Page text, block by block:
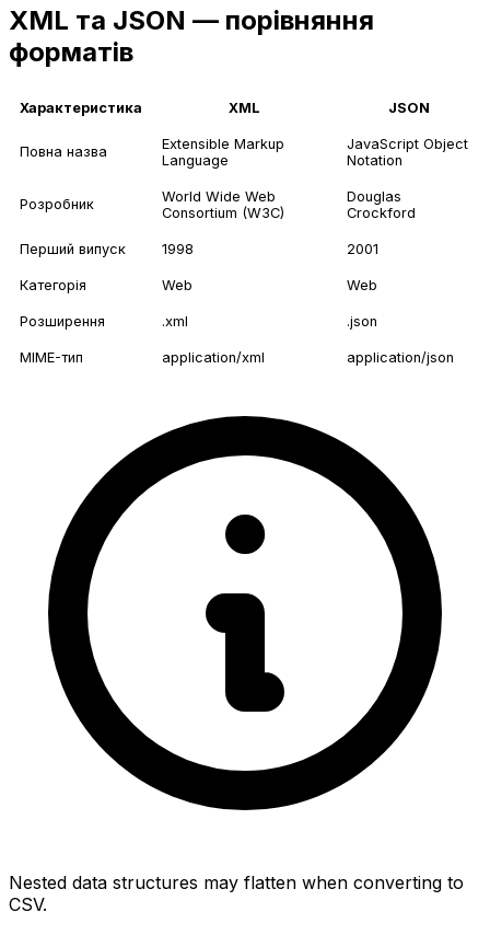
XML та JSON — порівняння
форматів
Характеристика XML JSON
Повна назва
Extensible Markup
Language
JavaScript Object
Notation
Розробник
World Wide Web
Consortium (W3C)
Douglas
Crockford
Перший випуск 1998 2001
Категорія Web Web
Розширення .xml .json
MIME-тип application/xml application/json
Nested data structures may flatten when converting to
CSV.